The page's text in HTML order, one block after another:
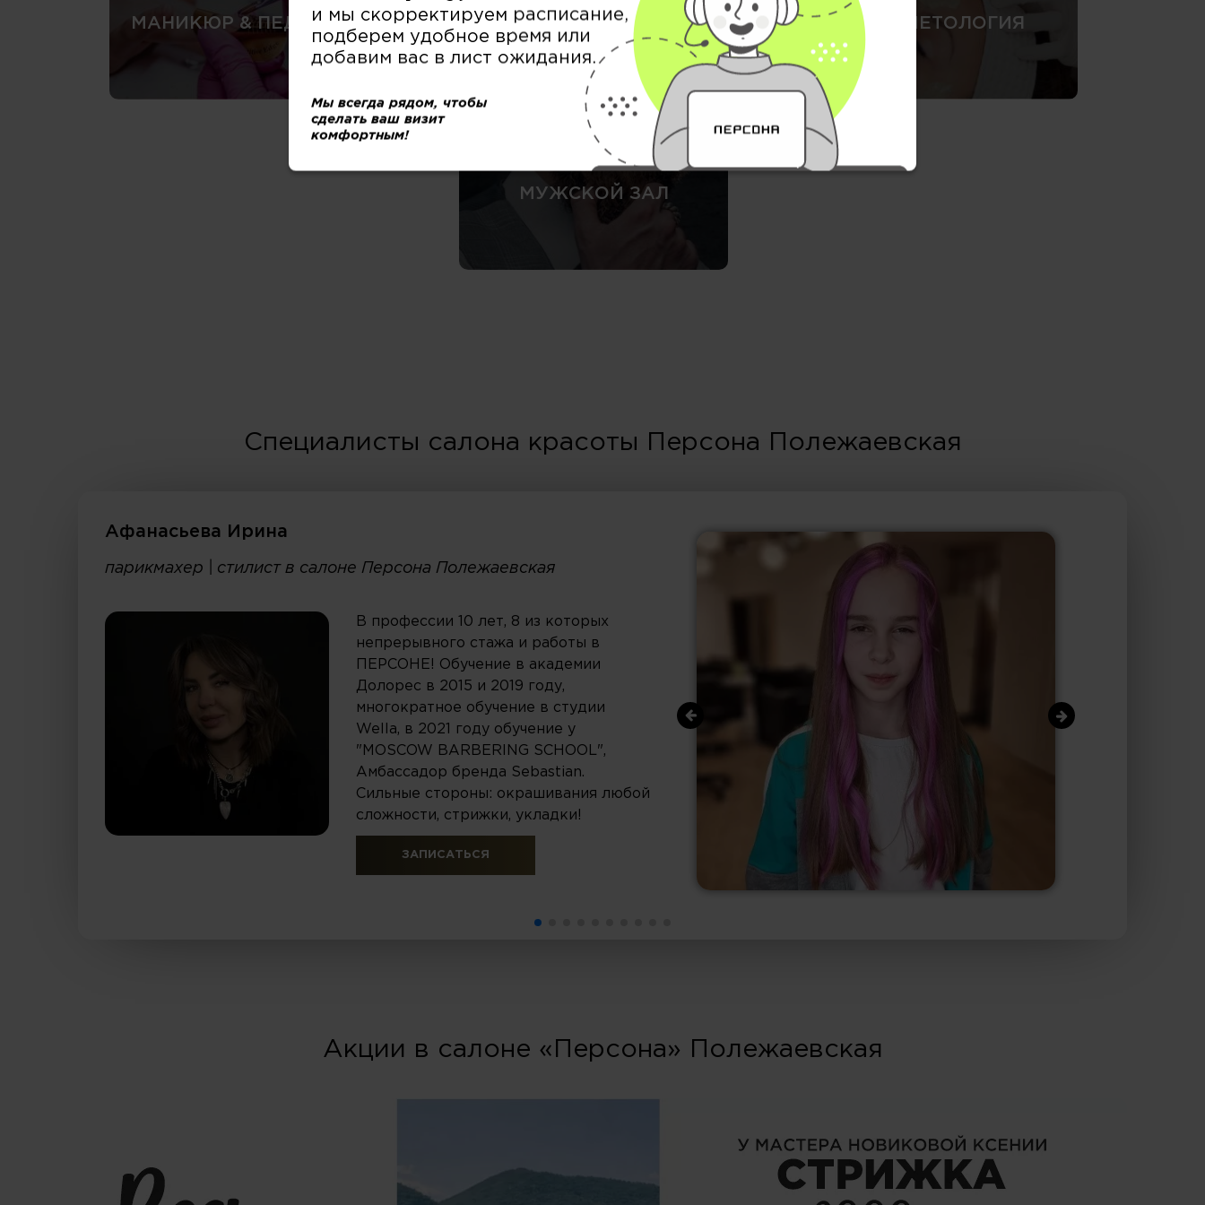
МАНИКЮР & ПЕДИКЮР
БРОВИ / РЕСНИЦЫ &
ВИЗАЖ
КОСМЕТОЛОГИЯ
МУЖСКОЙ ЗАЛ
Специалисты салона красоты Персона Полежаевская
Афанасьева Ирина
парикмахер | стилист в салоне Персона Полежаевская
В профессии 10 лет, 8 из которых
непрерывного стажа и работы в
ПЕРСОНЕ! Обучение в академии
Долорес в 2015 и 2019 году,
многократное обучение в студии
Wella, в 2021 году обучение у
"MOSCOW BARBERING SCHOOL",
Амбассадор бренда Sebastian.
Сильные стороны: окрашивания любой
сложности, стрижки, укладки!
ЗАПИСАТЬСЯ
Акции в салоне «Персона» Полежаевская
и мы скорректируем расписание,
подберем удобное время или
добавим вас в лист ожидания.
Мы всегда рядом, чтобы
сделать ваш визит
комфортным!